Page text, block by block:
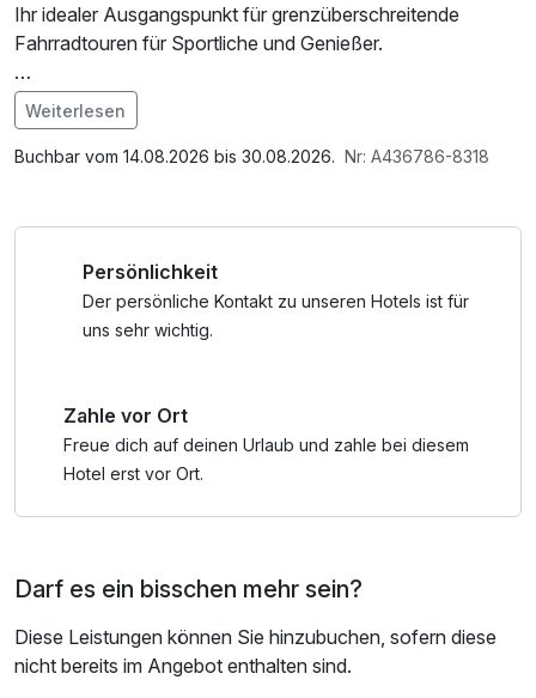
Ihr idealer Ausgangspunkt für grenzüberschreitende
Fahrradtouren für Sportliche und Genießer.
Und dabei nichts auslassen. Weder das Entspannen, noch
das gute Essen oder das Weinverkosten, nicht die Ruhe
der Region und auch nicht das Radfahren und Wandern
– mit immerhin 300 Sonnenstunden im Jahr.
Im Angebot enthalten
Saunabenutzung, Saunatuch, Parkplatz, W-LAN Nutzung
Weiterlesen
Buchbar vom 14.08.2026 bis 30.08.2026. Nr: A436786-8318
Persönlichkeit
Der persönliche Kontakt zu unseren Hotels ist für
uns sehr wichtig.
Zahle vor Ort
Freue dich auf deinen Urlaub und zahle bei diesem
Hotel erst vor Ort.
Darf es ein bisschen mehr sein?
Diese Leistungen können Sie hinzubuchen, sofern diese
nicht bereits im Angebot enthalten sind.